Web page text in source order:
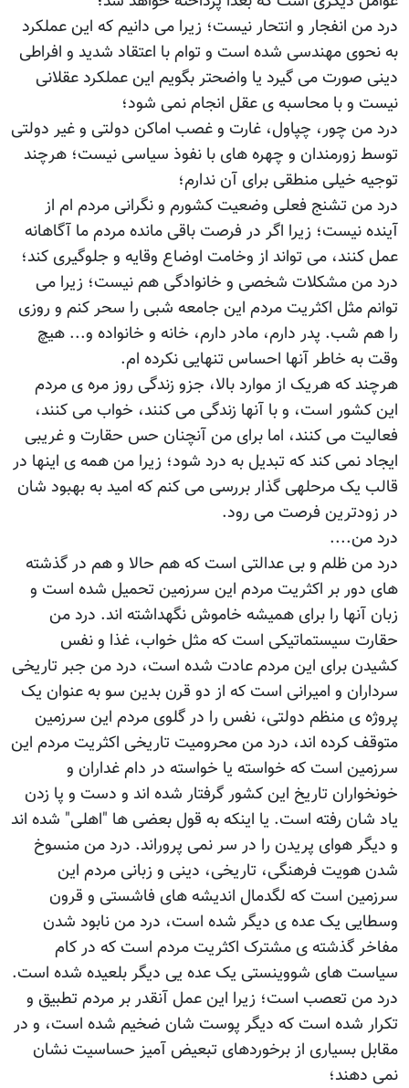
درد من انفجار و انتحار نیست؛ زیرا می‎ دانیم که این عملکرد
به نحوی مهندسی شده است و توام با اعتقاد شدید و افراطی
دینی صورت می گیرد یا واضح‎تر بگویم این عملکرد عقلانی
نیست و با محاسبه ‎ی عقل انجام نمی شود؛
درد من چور، چپاول، غارت و غصب اماکن دولتی و غیر دولتی
توسط زورمندان و چهره های با نفوذ سیاسی نیست؛ هرچند
توجیه خیلی منطقی برای آن ندارم؛
درد من تشنج فعلی وضعیت کشورم و نگرانی مردم ام از
آینده نیست؛ زیرا اگر در فرصت باقی مانده مردم ما آگاهانه
عمل کنند، می تواند از وخامت اوضاع وقایه و جلوگیری کند؛
درد من مشکلات شخصی و خانوادگی هم نیست؛ زیرا می
توانم مثل اکثریت مردم این جامعه شبی را سحر کنم و روزی
را هم شب. پدر دارم، مادر دارم، خانه و خانواده و... هیچ
وقت به خاطر آنها احساس تنهایی نکرده ام.
هرچند که هریک از موارد بالا، جزو زندگی روز مره‎ ی مردم
این کشور است، و با آنها زندگی می کنند، خواب می کنند،
فعالیت می کنند، اما برای من آنچنان حس حقارت و غریبی
ایجاد نمی کند که تبدیل به درد شود؛ زیرا من همه‎ ی اینها در
قالب یک مرحله‎ی گذار بررسی می کنم که امید به بهبود شان
در زودترین فرصت می رود.
درد من....
درد من ظلم و بی عدالتی است که هم حالا و هم در گذشته
های دور بر اکثریت مردم این سرزمین تحمیل شده است و
زبان آنها را برای همیشه خاموش نگهداشته اند. درد من
حقارت سیستماتیکی است که مثل خواب، غذا و نفس
کشیدن برای این مردم عادت شده است، درد من جبر تاریخی
سرداران و امیرانی است که از دو قرن بدین سو به عنوان یک
پروژه ‎ی منظم دولتی، نفس را در گلوی مردم این سرزمین
متوقف کرده اند، درد من محرومیت تاریخی اکثریت مردم این
سرزمین است که خواسته یا خواسته در دام غداران و
خونخواران تاریخ این کشور گرفتار شده اند و دست و پا زدن
یاد شان رفته است. یا اینکه به قول بعضی ها "اهلی" شده اند
و دیگر هوای پریدن را در سر نمی پروراند. درد من منسوخ
شدن هویت فرهنگی، تاریخی، دینی و زبانی مردم این
سرزمین است که لگدمال اندیشه های فاشستی و قرون
وسطایی یک عده‎ ی دیگر شده است، درد من نابود شدن
مفاخر گذشته ‎ی مشترک اکثریت مردم است که در کام
سیاست های شووینستی یک عده یی دیگر بلعیده شده است.
درد من تعصب است؛ زیرا این عمل آنقدر بر مردم تطبیق و
تکرار شده است که دیگر پوست شان ضخیم شده است، و در
مقابل بسیاری از برخوردهای تبعیض آمیز حساسیت نشان
نمی دهند؛